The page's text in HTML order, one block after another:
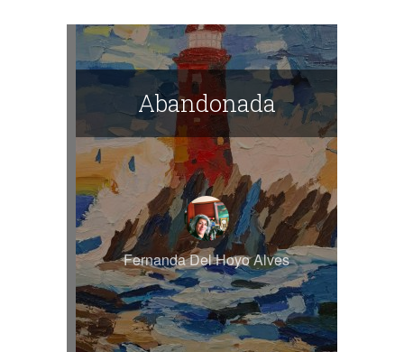
Abandonada
Fernanda Del Hoyo Alves